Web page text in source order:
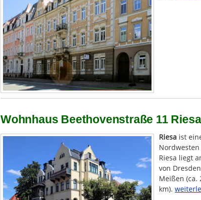
Wohnhaus Beethovenstraße 11
Riesa ist
Riesa liegt
von
Meißen (ca.
km).